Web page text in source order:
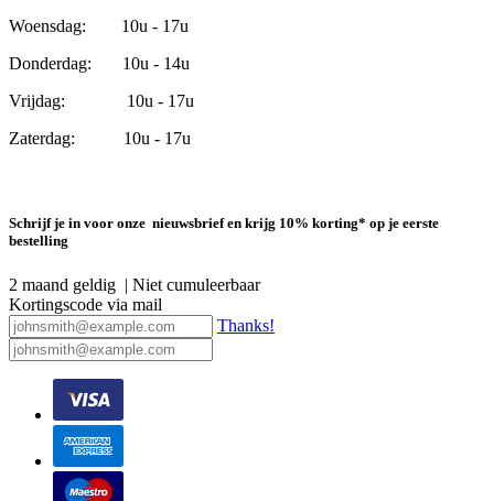
Woensdag: 10u - 17u
Donderdag: 10u - 14u
Vrijdag: 10u - 17u
Zaterdag: 10u - 17u
Schrijf je in voor onze nieuwsbrief en krijg 10% korting* op je eerste
bestelling
2 maand geldig | Niet cumuleerbaar
Kortingscode via mail
Thanks!